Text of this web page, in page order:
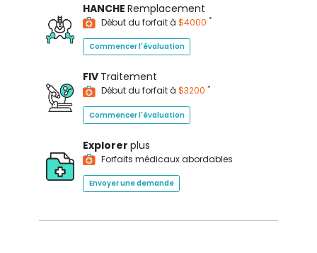
HANCHE Remplacement
Début du forfait à $4000 *
Commencer l'évaluation
FIV Traitement
Début du forfait à $3200 *
Commencer l'évaluation
Explorer plus
Forfaits médicaux abordables
Envoyer une demande